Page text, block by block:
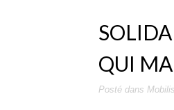
QUI
Posté dans